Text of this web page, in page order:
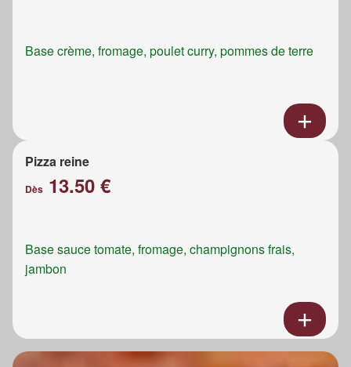
Base crème, fromage, poulet curry, pommes de terre
Pizza reine
Dès 13.50 €
Base sauce tomate, fromage, champignons frais,
jambon